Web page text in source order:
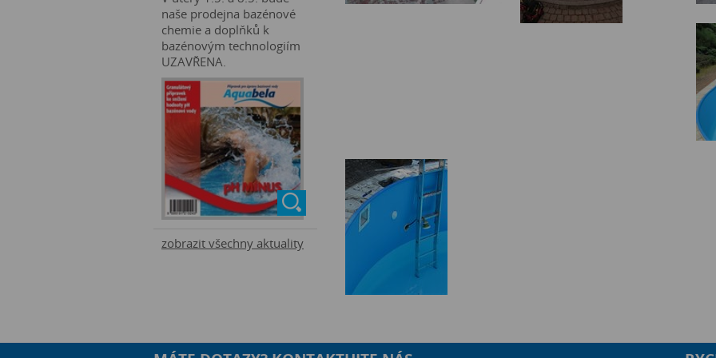
naše prodejna bazénové
chemie a doplňků k
bazénovým technologiím
UZAVŘENA.
zobrazit všechny aktuality